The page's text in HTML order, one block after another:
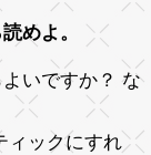
めよ。
いですか？ な
ィックにすれ